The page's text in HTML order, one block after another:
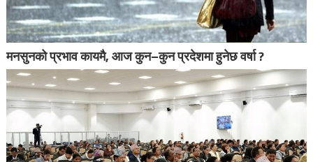
मनसुनको प्रभाव कायमै, आज कुन–कुन प्रदेशमा हुनेछ वर्षा ?